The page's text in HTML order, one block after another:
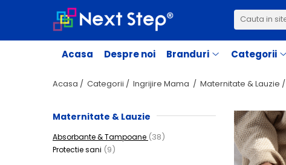
Branduri
Mommy Care
Categorii
Maternitate & Lauzie
Ingrijire Bebe
Acasa Despre noi Branduri Categorii
Acasa / Categorii / Ingrijire Mama / Maternitate & Lauzie /
Maternitate & Lauzie
Absorbante & Tampoane (38)
Protectie sani (9)